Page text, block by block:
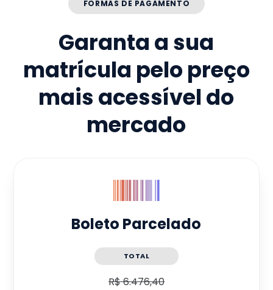
FORMAS DE PAGAMENTO
Garanta a sua
matrícula pelo preço
mais acessível do
mercado
Boleto Parcelado
TOTAL
R$ 6.476,40